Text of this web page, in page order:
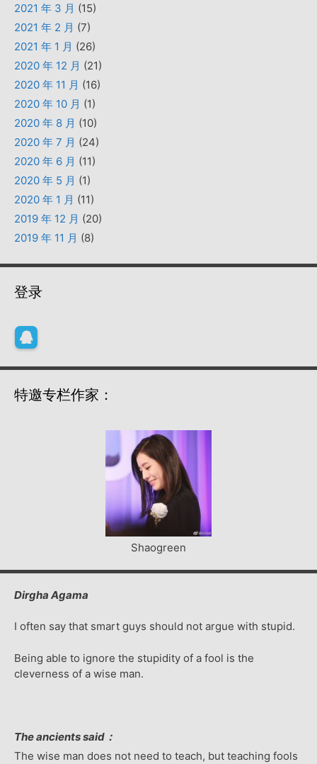
2021 年 3 月 (15)
2021 年 2 月 (7)
2021 年 1 月 (26)
2020 年 12 月 (21)
2020 年 11 月 (16)
2020 年 10 月 (1)
2020 年 8 月 (10)
2020 年 7 月 (24)
2020 年 6 月 (11)
2020 年 5 月 (1)
2020 年 1 月 (11)
2019 年 12 月 (20)
2019 年 11 月 (8)
登录
特邀专栏作家：
Shaogreen
Dirgha Agama
I often say that smart guys should not argue with stupid.
Being able to ignore the stupidity of a fool is the
cleverness of a wise man.
The ancients said：
The wise man does not need to teach, but teaching fools